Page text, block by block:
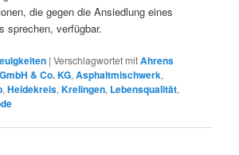
die gegen die Ansiedlung eines
sprechen, verfügbar.
|Verschlagwortet mitAhrens
& Co. KG,Asphaltmischwerk,
,Heidekreis,Krelingen, Lebensqualität,